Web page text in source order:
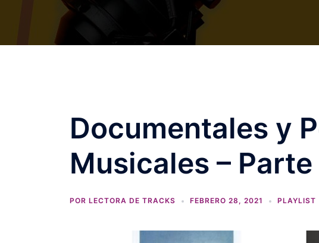
Documentales y
Musicales – Parte
POR LECTORA DE TRACKS FEBRERO 28, 2021 PLAYLIST